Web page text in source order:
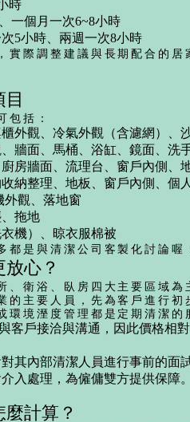
時
一個月一次6~8小時
5小時、兩週一次8小時
實際調整建議與長期配合的
包括：
外觀、冷氣外觀（含濾網）、
牆面、馬桶、浴缸、鏡面、洗
房牆面、流理台、窗戶內側、
納整理、地板、窗戶內側、個
外觀、落地窗
拖地
機）、晾衣服棉被
都是與清潔公司 客製化討論喔
心？
、衛浴、臥房四大主要區域
的主要人員，先為客戶進行
環境溼度管理都是定期清潔的
客戶接洽與溝通，因此價格相
其內部清潔人員進行事前的面
入處理，為僱傭雙方提供保障。
計算？